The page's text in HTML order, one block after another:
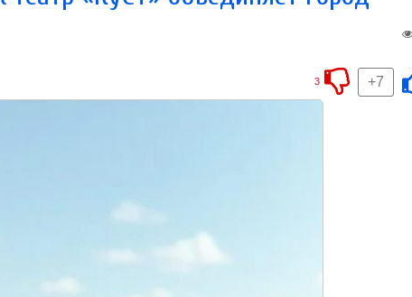
+7
3